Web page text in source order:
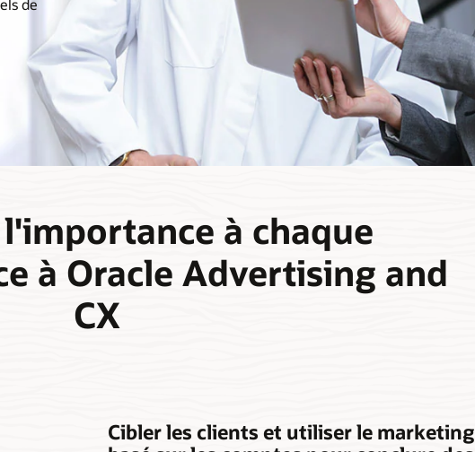
à chaque
à Oracle Advertising and
CX
Cibler les clients et utiliser le marketing